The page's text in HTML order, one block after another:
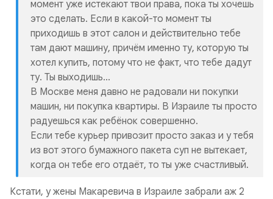
момент уже истекают твои права, пока ты хочешь
это сделать. Если в какой-то момент ты
приходишь в этот салон и действительно тебе
там дают машину, причём именно ту, которую ты
хотел купить, потому что не факт, что тебе дадут
ту. Ты выходишь...
В Москве меня давно не радовали ни покупки
машин, ни покупка квартиры. В Израиле ты просто
радуешься как ребёнок совершенно.
Если тебе курьер привозит просто заказ и у тебя
из вот этого бумажного пакета суп не вытекает,
когда он тебе его отдаёт, то ты уже счастливый.
Кстати, у жены Макаревича в Израиле забрали аж 2